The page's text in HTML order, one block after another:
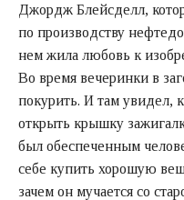
Джордж Блейсделл,
по производству
нем жила любовь к
Во время вечеринки в
покурить. И там увидел,
открыть крышку
был обеспеченным
себе купить хорошую
зачем он мучается со